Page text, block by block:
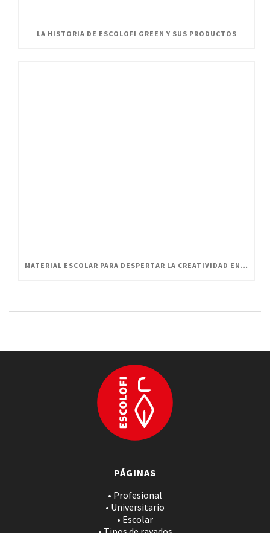
LA HISTORIA DE ESCOLOFI GREEN Y SUS PRODUCTOS
MATERIAL ESCOLAR PARA DESPERTAR LA CREATIVIDAD EN PEQUEÑOS ARTISTAS
PÁGINAS
• Profesional
• Universitario
• Escolar